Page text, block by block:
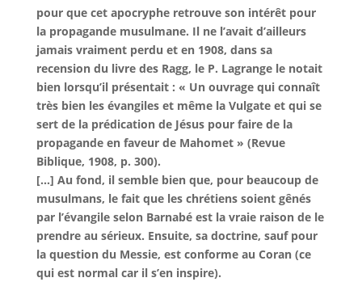
pour que cet apocryphe retrouve son intérêt pour
la propagande musulmane. Il ne l’avait d’ailleurs
jamais vraiment perdu et en 1908, dans sa
recension du livre des Ragg, le P. Lagrange le notait
bien lorsqu’il présentait : « Un ouvrage qui connaît
très bien les évangiles et même la Vulgate et qui se
sert de la prédication de Jésus pour faire de la
propagande en faveur de Mahomet » (Revue
Biblique, 1908, p. 300).
[…] Au fond, il semble bien que, pour beaucoup de
musulmans, le fait que les chrétiens soient gênés
par l’évangile selon Barnabé est la vraie raison de le
prendre au sérieux. Ensuite, sa doctrine, sauf pour
la question du Messie, est conforme au Coran (ce
qui est normal car il s’en inspire).